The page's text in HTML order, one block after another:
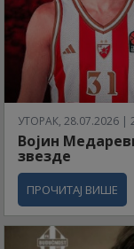
УТОРАК, 28.07.2026 |
Војин
звезде
ПРОЧИТАЈ ВИШЕ